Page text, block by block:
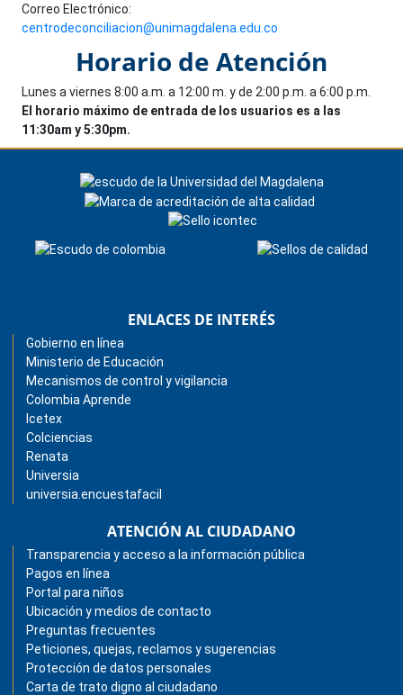
Correo Electrónico:
centrodeconciliacion@unimagdalena.edu.co
Horario de Atención
Lunes a viernes 8:00 a.m. a 12:00 m. y de 2:00 p.m. a 6:00 p.m.
El horario máximo de entrada de los usuarios es a las
11:30am y 5:30pm.
ENLACES DE INTERÉS
Gobierno en línea
Ministerio de Educación
Mecanismos de control y vigilancia
Colombia Aprende
Icetex
Colciencias
Renata
Universia
universia.encuestafacil
ATENCIÓN AL CIUDADANO
Transparencia y acceso a la información pública
Pagos en línea
Portal para niños
Ubicación y medios de contacto
Preguntas frecuentes
Peticiones, quejas, reclamos y sugerencias
Protección de datos personales
Carta de trato digno al ciudadano